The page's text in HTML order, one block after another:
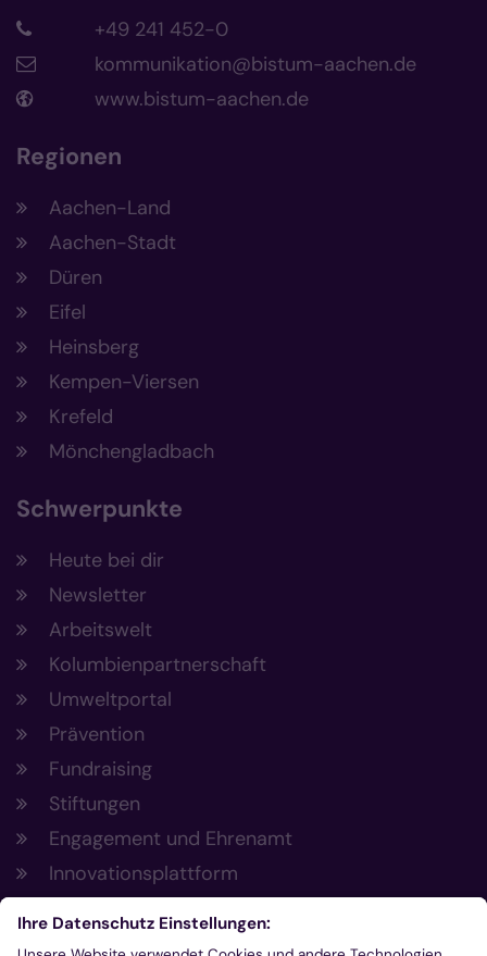
+49 241 452-0
kommunikation@bistum-aachen.de
www.bistum-aachen.de
Regionen
Aachen-Land
Aachen-Stadt
Düren
Eifel
Heinsberg
Kempen-Viersen
Krefeld
Mönchengladbach
Schwerpunkte
Heute bei dir
Newsletter
Arbeitswelt
Kolumbienpartnerschaft
Umweltportal
Prävention
Fundraising
Stiftungen
Engagement und Ehrenamt
Innovationsplattform
Aus der Plattform